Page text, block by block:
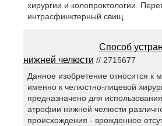
хирургии и колопроктологии.
интрасфинктерный свищ.
Способ
нижней челюсти // 2715677
Данное изобретение относится к
именно к челюстно-лицевой
предназначено для
атрофии нижней челюсти
происхождения - врожденное